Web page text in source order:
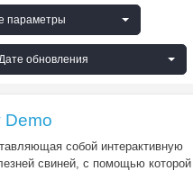
параметры
обновления
Demo
собой интерактивную
свиней, с помощью которой